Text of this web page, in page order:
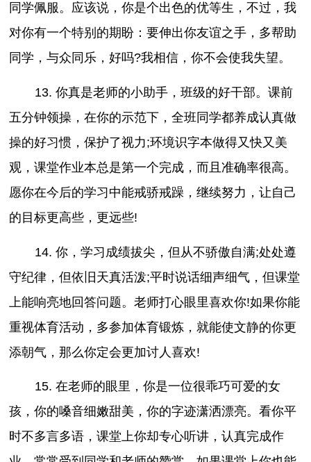
同学佩服。应该说，你是个出色的优等生，不过，我
对你有一个特别的期盼：要伸出你友谊之手，多帮助
同学，与众同乐，好吗?我相信，你不会使我失望。
13. 你真是老师的小助手，班级的好干部。课前
五分钟领操，在你的示范下，全班同学都养成认真做
操的好习惯，保护了视力;环境识字本做得又快又美
观，课堂作业本总是第一个完成，而且准确率很高。
愿你在今后的学习中能戒骄戒躁，继续努力，让自己
的目标更高些，更远些!
14. 你，学习成绩拔尖，但从不骄傲自满;处处遵
守纪律，但依旧天真活泼;平时说话细声细气，但课堂
上能响亮地回答问题。老师打心眼里喜欢你!如果你能
重视体育活动，多参加体育锻炼，就能使文静的你更
添朝气，那么你定会更加讨人喜欢!
15. 在老师的眼里，你是一位很乖巧可爱的女
孩，你的嗓音细嫩甜美，你的字迹潇洒漂亮。看你平
时不多言多语，课堂上你却专心听讲，认真完成作